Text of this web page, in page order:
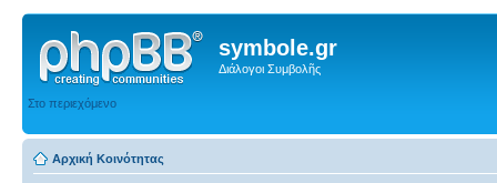
symbole.gr
Διάλογοι Συμβολῆς
Στο περιεχόμενο
Αρχική Κοινότητας